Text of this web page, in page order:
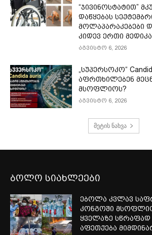
“ჯივინოსტატით”
დაწყებას
მოლაპარაკებები
კიდევ ერთი
აგვისტო 6, 2026
„სუპერსოკო“
აფრთხილებენ
მსოფლიოს?
აგვისტო 6, 2026
მეტის ნახვა
ბოლო სიახლეები
ებოლა კვლავ
კონგოში
ყველაზე
აფეთქება